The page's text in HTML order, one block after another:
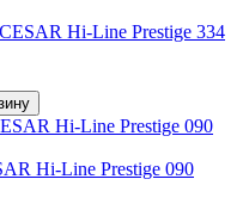
Hi-Line Prestige 334
Hi-Line Prestige 090